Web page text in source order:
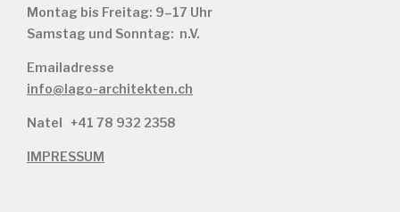
Montag bis Freitag: 9–17 Uhr
Samstag und Sonntag: n.V.
Emailadresse
info@lago-architekten.ch
Natel +41 78 932 2358
IMPRESSUM